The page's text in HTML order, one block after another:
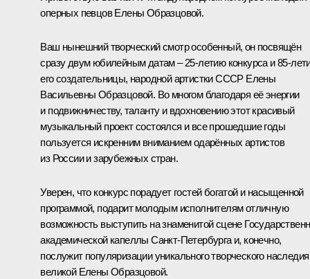
оперных певцов Елены Образцовой.
Ваш нынешний творческий смотр особенный, он посвящён
сразу двум юбилейным датам – 25-летию конкурса и 85-
его создательницы, народной артистки СССР Елены
Васильевны Образцовой. Во многом благодаря её энергии
и подвижничеству, таланту и вдохновению этот красивый
музыкальный проект состоялся и все прошедшие годы
пользуется искренним вниманием одарённых артистов
из России и зарубежных стран.
Уверен, что конкурс порадует гостей богатой и насыщенной
программой, подарит молодым исполнителям отличную
возможность выступить на знаменитой сцене
академической капеллы Санкт-Петербурга и, конечно,
послужит популяризации уникального творческого наследия
великой Елены Образцовой.